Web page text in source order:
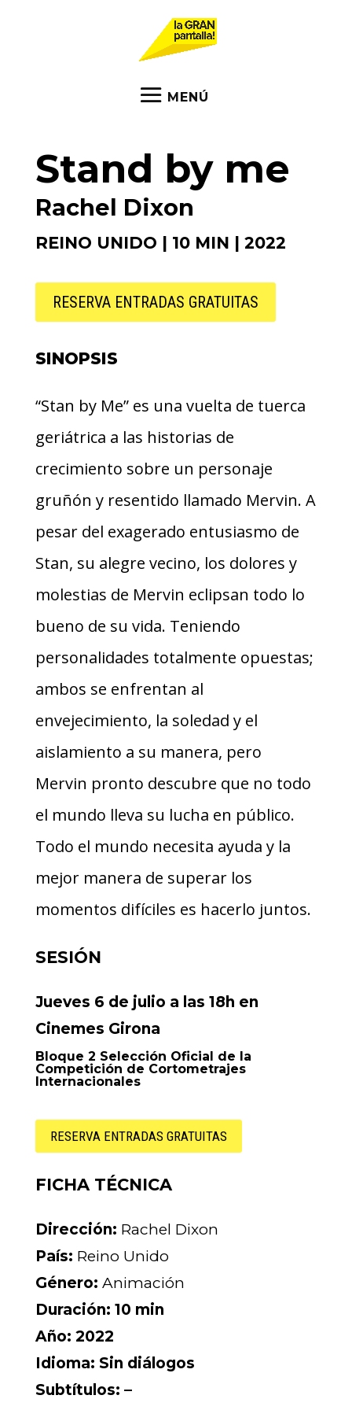
Stand by me
Rachel Dixon
REINO UNIDO | 10 MIN | 2022
RESERVA ENTRADAS GRATUITAS
SINOPSIS
“Stan by Me” es una vuelta de tuerca
geriátrica a las historias de
crecimiento sobre un personaje
gruñón y resentido llamado Mervin. A
pesar del exagerado entusiasmo de
Stan, su alegre vecino, los dolores y
molestias de Mervin eclipsan todo lo
bueno de su vida. Teniendo
personalidades totalmente opuestas;
ambos se enfrentan al
envejecimiento, la soledad y el
aislamiento a su manera, pero
Mervin pronto descubre que no todo
el mundo lleva su lucha en público.
Todo el mundo necesita ayuda y la
mejor manera de superar los
momentos difíciles es hacerlo juntos.
SESIÓN
Jueves 6 de julio a las 18h en
Cinemes Girona
Bloque 2 Selección Oficial de la
Competición de Cortometrajes
Internacionales
RESERVA ENTRADAS GRATUITAS
FICHA TÉCNICA
Dirección: Rachel Dixon
País: Reino Unido
Género: Animación
Duración: 10 min
Año: 2022
Idioma: Sin diálogos
Subtítulos: –